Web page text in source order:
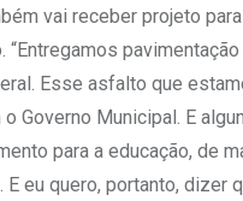
vai receber projeto
“Entregamos
Esse asfalto que
Governo Municipal. E
para a educação, de
E eu quero, portanto, dizer